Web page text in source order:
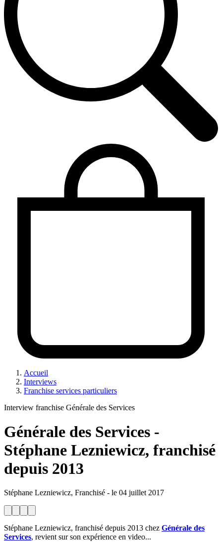
Accueil
Interviews
Franchise services particuliers
Interview franchise Générale des Services
Générale des Services -
Stéphane Lezniewicz, franchisé
depuis 2013
Stéphane Lezniewicz, Franchisé - le 04 juillet 2017
Stéphane Lezniewicz, franchisé depuis 2013 chez Générale des
Services, revient sur son expérience en video...